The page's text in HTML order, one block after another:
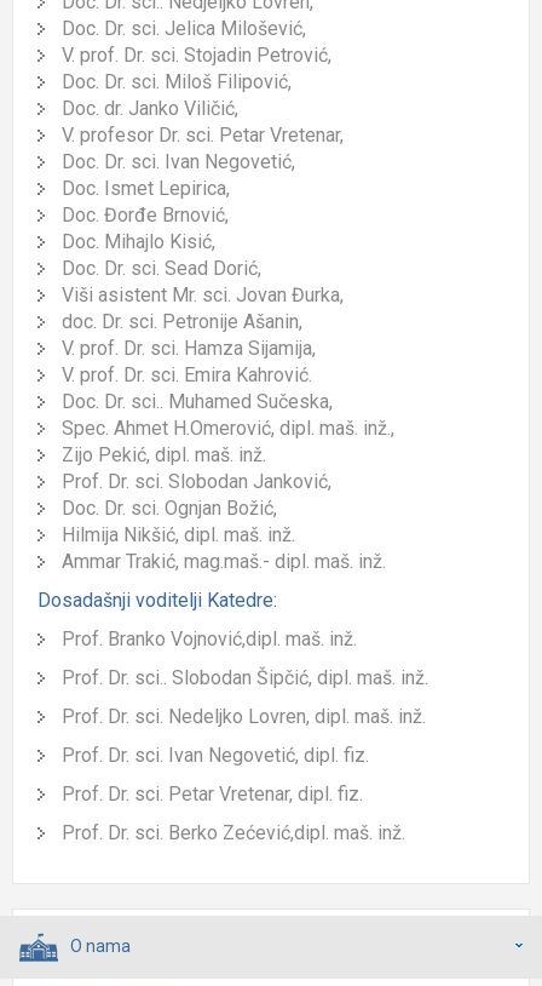
Doc. Dr. sci. Jelica Milošević,
V. prof. Dr. sci. Stojadin Petrović,
Doc. Dr. sci. Miloš Filipović,
Doc. dr. Janko Viličić,
V. profesor Dr. sci. Petar Vretenar,
Doc. Dr. sci. Ivan Negovetić,
Doc. Ismet Lepirica,
Doc. Đorđe Brnović,
Doc. Mihajlo Kisić,
Doc. Dr. sci. Sead Dorić,
Viši asistent Mr. sci. Jovan Đurka,
doc. Dr. sci. Petronije Ašanin,
V. prof. Dr. sci. Hamza Sijamija,
V. prof. Dr. sci. Emira Kahrović.
Doc. Dr. sci.. Muhamed Sučeska,
Spec. Ahmet H.Omerović, dipl. maš. inž.,
Zijo Pekić, dipl. maš. inž.
Prof. Dr. sci. Slobodan Janković,
Doc. Dr. sci. Ognjan Božić,
Hilmija Nikšić, dipl. maš. inž.
Ammar Trakić, mag.maš.- dipl. maš. inž.
Dosadašnji voditelji Katedre:
Prof. Branko Vojnović,dipl. maš. inž.
Prof. Dr. sci.. Slobodan Šipčić, dipl. maš. inž.
Prof. Dr. sci. Nedeljko Lovren, dipl. maš. inž.
Prof. Dr. sci. Ivan Negovetić, dipl. fiz.
Prof. Dr. sci. Petar Vretenar, dipl. fiz.
Prof. Dr. sci. Berko Zećević,dipl. maš. inž.
O nama